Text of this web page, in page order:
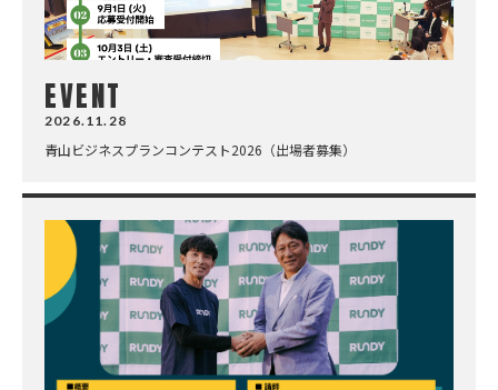
EVENT
2026.11.28
青山ビジネスプランコンテスト2026（出場者募集）